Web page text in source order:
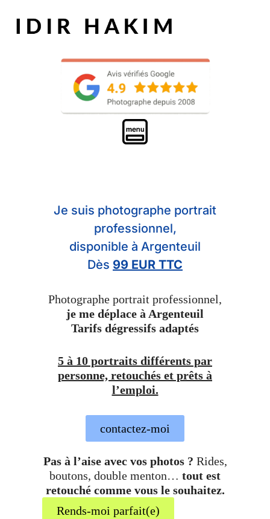
Je suis photographe portrait
professionnel,
disponible à Argenteuil
Dès 99 EUR TTC
Photographe portrait professionnel,
je me déplace à Argenteuil
Tarifs dégressifs adaptés
5 à 10 portraits différents par
personne, retouchés et prêts à
l’emploi.
contactez-moi
Pas à l’aise avec vos photos ? Rides,
boutons, double menton… tout est
retouché comme vous le souhaitez.
Rends-moi parfait(e)